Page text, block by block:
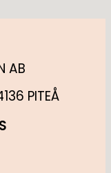
AB
PITEÅ